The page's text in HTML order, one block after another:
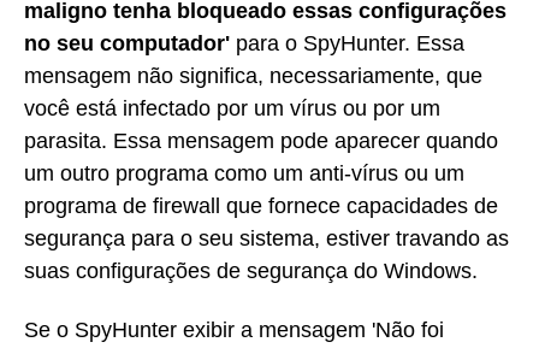
maligno tenha bloqueado essas configurações
no seu computador' para o SpyHunter. Essa
mensagem não significa, necessariamente, que
você está infectado por um vírus ou por um
parasita. Essa mensagem pode aparecer quando
um outro programa como um anti-vírus ou um
programa de firewall que fornece capacidades de
segurança para o seu sistema, estiver travando as
suas configurações de segurança do Windows.
Se o SpyHunter exibir a mensagem 'Não foi